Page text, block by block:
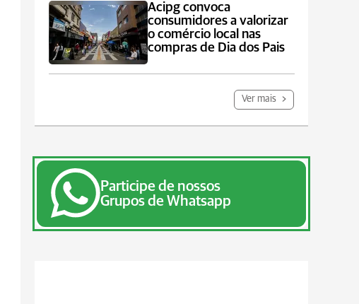
Acipg convoca
consumidores a valorizar
o comércio local nas
compras de Dia dos Pais
Ver mais
Participe de nossos
Grupos de Whatsapp